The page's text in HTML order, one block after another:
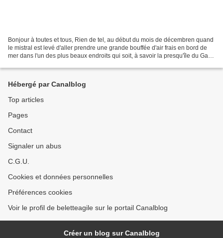
Bonjour à toutes et tous, Rien de tel, au début du mois de décembren quand
le mistral est levé d'aller prendre une grande bouffée d'air frais en bord de
mer dans l'un des plus beaux endroits qui soit, à savoir la presqu'île du Gaou
Hébergé par Canalblog
Top articles
Pages
Contact
Signaler un abus
C.G.U.
Cookies et données personnelles
Préférences cookies
Voir le profil de beletteagile sur le portail Canalblog
Créer un blog sur Canalblog